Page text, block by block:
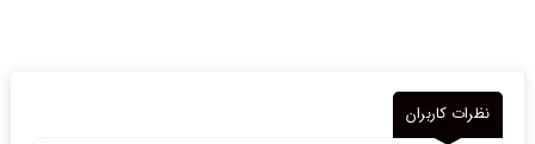
نظرات کاربران